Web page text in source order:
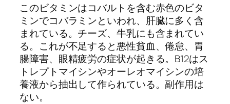
このビタミンはコバルトを含む赤色のビタ
ミンでコバラミンといわれ、肝臓に多く含
まれている。チーズ、牛乳にも含まれてい
る。これが不足すると悪性貧血、倦怠、胃
腸障害、眼精疲労の症状が起きる。B12はス
トレプトマイシンやオーレオマイシンの培
養液から抽出して作られている。副作用は
ない。